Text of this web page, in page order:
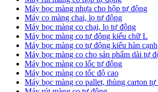
Máy bọc màng nhựa cho hộp tự động
Máy co màng chai, lọ tự động
Máy bọc màng co chại, lọ tự động
Máy bọc màng co tự động kiểu chữ L
Máy bọc màng co tự động kiểu hàn cạnh
Máy bọc màng co cho sản phẩm dài tự
Máy bọc màng co lốc tự động
​Máy bọc màng co tốc độ cao
Máy bọc màng co pallet, thùng carton tự